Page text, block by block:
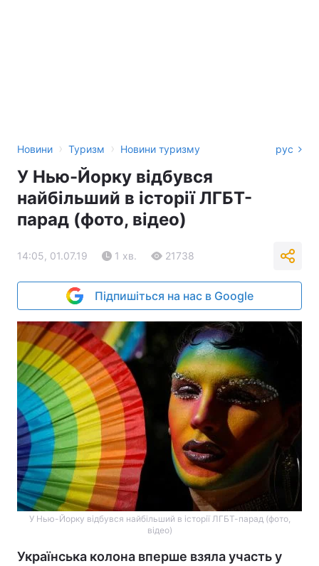
Новини › Туризм › Новини туризму рус
У Нью-Йорку відбувся
найбільший в історії ЛГБТ-
парад (фото, відео)
14:05, 01.07.19 1 хв. 21738
Підпишіться на нас в Google
У Нью-Йорку відбувся найбільший в історії ЛГБТ-парад (фото,
відео)
Українська колона вперше взяла участь у